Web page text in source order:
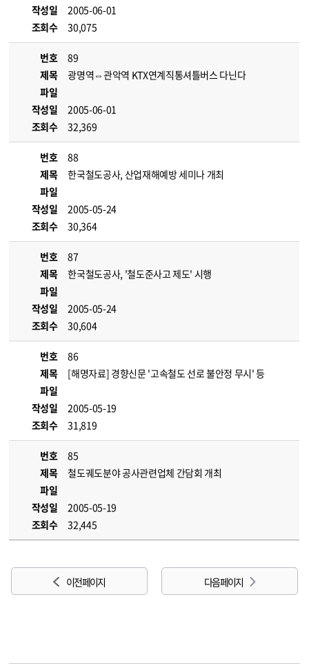
작성일
2005-06-01
조회수
30,075
번호
89
제목
광명역⇔관악역 KTX연계직통셔틀버스 다닌다
파일
작성일
2005-06-01
조회수
32,369
번호
88
제목
한국철도공사, 산업재해예방 세미나 개최
파일
작성일
2005-05-24
조회수
30,364
번호
87
제목
한국철도공사, '철도준사고 제도' 시행
파일
작성일
2005-05-24
조회수
30,604
번호
86
제목
[해명자료] 경향신문 '고속철도 선로 불안정 무시' 등
파일
작성일
2005-05-19
조회수
31,819
번호
85
제목
철도궤도분야 공사관련업체 간담회 개최
파일
작성일
2005-05-19
조회수
32,445
이전 페이지 다음 페이지